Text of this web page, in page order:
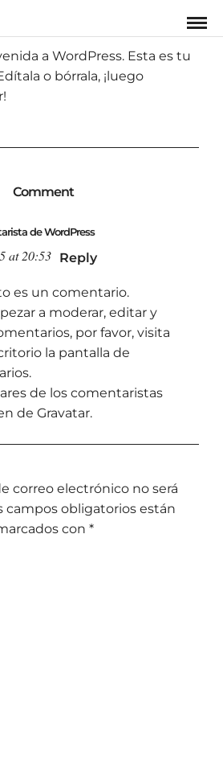
a WordPress. Esta es tu
o bórrala, ¡luego
Comment
de WordPress
at 20:53 Reply
es un comentario.
a moderar, editar y
por favor, visita
la pantalla de
de los comentaristas
de Gravatar.
correo electrónico no será
campos obligatorios están
con *